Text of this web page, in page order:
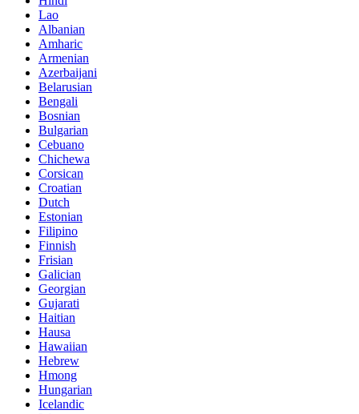
Lao
Albanian
Amharic
Armenian
Azerbaijani
Belarusian
Bengali
Bosnian
Bulgarian
Cebuano
Chichewa
Corsican
Croatian
Dutch
Estonian
Filipino
Finnish
Frisian
Galician
Georgian
Gujarati
Haitian
Hausa
Hawaiian
Hebrew
Hmong
Hungarian
Icelandic